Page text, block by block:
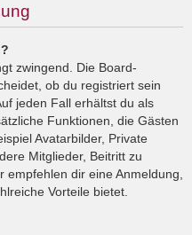
zwingend. Die Board-
ob du registriert sein
jeden Fall erhältst du als
Funktionen, die Gästen
Avatarbilder, Private
Mitglieder, Beitritt zu
dir eine Anmeldung,
Vorteile bietet.